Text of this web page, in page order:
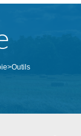
>Outils